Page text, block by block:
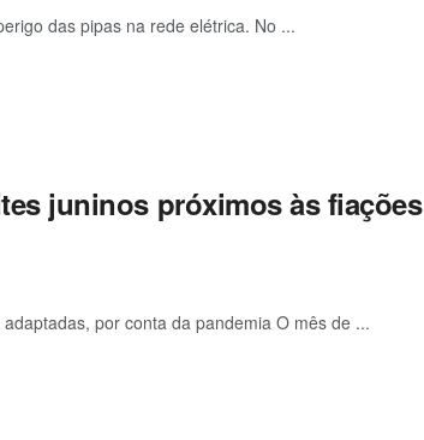
das pipas na rede elétrica. No ...
juninos próximos às fiações
por conta da pandemia O mês de ...